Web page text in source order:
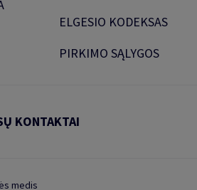
ELGESIO KODEKSAS
PIRKIMO SĄLYGOS
KONTAKTAI
medis